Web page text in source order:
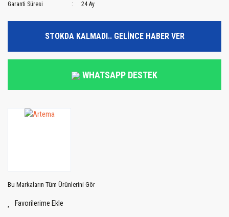
Garanti Süresi
24 Ay
STOKDA KALMADI.. GELİNCE HABER VER
WHATSAPP DESTEK
Bu Markaların Tüm Ürünlerini Gör